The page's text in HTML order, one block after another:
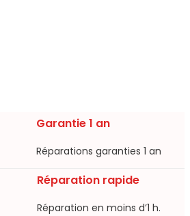
Garantie 1 an
Réparations garanties 1 an​
Réparation rapide
Réparation en moins d’1 h.​